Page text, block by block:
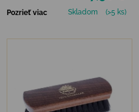
Pozrieť viac Skladom (>5 ks)